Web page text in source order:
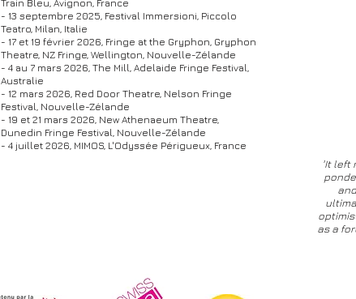
Train Bleu, Avignon, France
- 13 septembre 2025, Festival Immersioni, Piccolo
Teatro, Milan, Italie
- 17 et 19 février 2026, Fringe at the Gryphon, Gryphon
Theatre, NZ Fringe, Wellington, Nouvelle-Zélande
- 4 au 7 mars 2026, The Mill, Adelaide Fringe Festival,
Australie
- 12 mars 2026, Red Door Theatre, Nelson Fringe
Festival, Nouvelle-Zélande
- 19 et 21 mars 2026, New Athenaeum Theatre,
Dunedin Fringe Festival, Nouvelle-Zélande
- 4 juillet 2026, MIMOS, L'Odyssée Périgueux, France
'It left
as a